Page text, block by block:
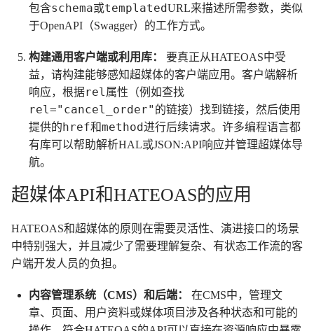
包含schema或templatedURL来描述所需参数，类似
于OpenAPI（Swagger）的工作方式。
构建通用客户端或利用库：
要真正从HATEOAS中受
益，请构建能够感知超媒体的客户端应用。客户端解析
响应，根据rel 属性（例如查找
rel="cancel_order" 的链接）找到链接，然后使用
提供的href和method进行后续请求。许多编程语言都
有库可以帮助解析HAL或JSON:API响应并管理超媒体导
航。
超媒体API和HATEOAS的应用
HATEOAS和超媒体的原则在需要灵活性、演进接口的场景
中特别强大，并且减少了需要理解复杂、有状态工作流的客
户端开发人员的负担。
内容管理系统（CMS）和后端：
在CMS中，管理文
章、页面、用户资料或媒体项目涉及各种状态和可能的